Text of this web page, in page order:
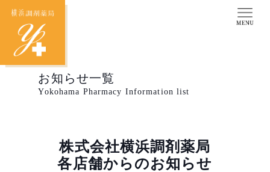
お知らせ一覧
Yokohama Pharmacy Information list
株式会社横浜調剤薬局
各店舗からのお知らせ